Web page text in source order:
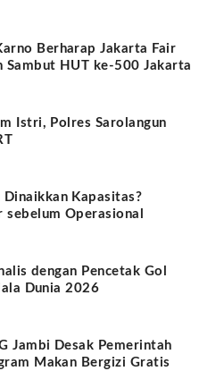
Berharap Jakarta Fair
Sambut HUT ke-500 Jakarta
Istri, Polres Sarolangun
Dinaikkan Kapasitas?
Operasional
dengan Pencetak Gol
Dunia 2026
Jambi Desak Pemerintah
Makan Bergizi Gratis